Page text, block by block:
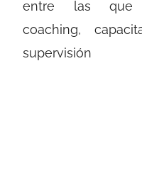
entre las que
coaching,
supervisión